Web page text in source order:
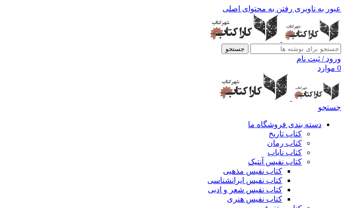
عبور به ناوبری رفتن به محتوای اصلی
جستجو
ورود / ثبت نام
0 موارد
جستجو
دسته بندی فروشگاه ما
کتاب تاریخ
کتاب رمان
کتاب نایاب
کتاب نفیس آنتیک
کتاب نفیس مذهبی
کتاب نفیس ایرانشناسی
کتاب نفیس شعر و ادبی
کتاب نفیس هنری